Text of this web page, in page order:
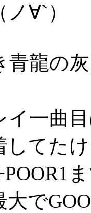
∀`）
青龍の
一曲
してた
大で